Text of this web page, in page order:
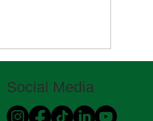
Social Media